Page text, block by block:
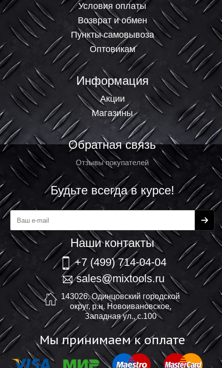
Условия оплаты
Возврат и обмен
Пункты самовывоза
Оптовикам
Информация
Акции
Магазины
Обратная связь
Отзывы покупателей
Будьте всегда в курсе!
Наши контакты
+7 (499) 714-04-04
sales@mixtools.ru
143026, Одинцовский городской
округ, р.н. Новоивановское,
Западная ул., с.100
Мы принимаем к оплате